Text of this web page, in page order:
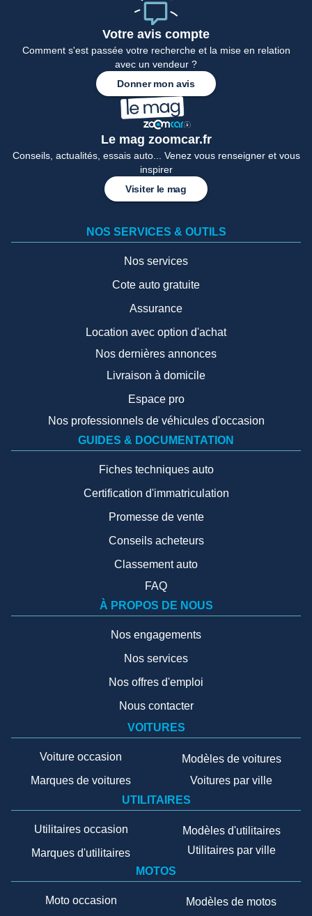
Votre avis compte
Comment s'est passée votre recherche et la mise en relation
avec un vendeur ?
Donner mon avis
Le mag zoomcar.fr
Conseils, actualités, essais auto... Venez vous renseigner et vous
inspirer
Visiter le mag
NOS SERVICES & OUTILS
Nos services
Cote auto gratuite
Assurance
Location avec option d'achat
Nos dernières annonces
Livraison à domicile
Espace pro
Nos professionnels de véhicules d'occasion
GUIDES & DOCUMENTATION
Fiches techniques auto
Certification d'immatriculation
Promesse de vente
Conseils acheteurs
Classement auto
FAQ
À PROPOS DE NOUS
Nos engagements
Nos services
Nos offres d'emploi
Nous contacter
VOITURES
Voiture occasion
Marques de voitures
Modèles de voitures
Voitures par ville
UTILITAIRES
Utilitaires occasion
Marques d'utilitaires
Modèles d'utilitaires
Utilitaires par ville
MOTOS
Moto occasion
Modèles de motos